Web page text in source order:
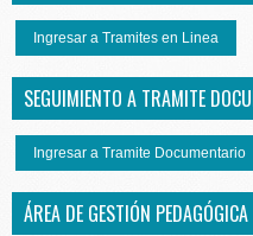
Ingresar a Tramites en Linea
SEGUIMIENTO A TRAMITE
Ingresar a Tramite Documentario
ÁREA DE GESTIÓN PEDAGÓGICA